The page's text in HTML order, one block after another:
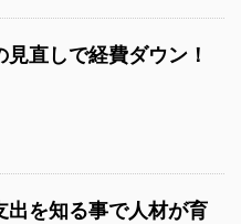
見直しで経費ダウン！
出を知る事で人材が育